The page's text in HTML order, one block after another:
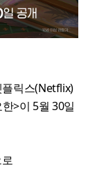
릭스(Netflix)
>이 5월 30일